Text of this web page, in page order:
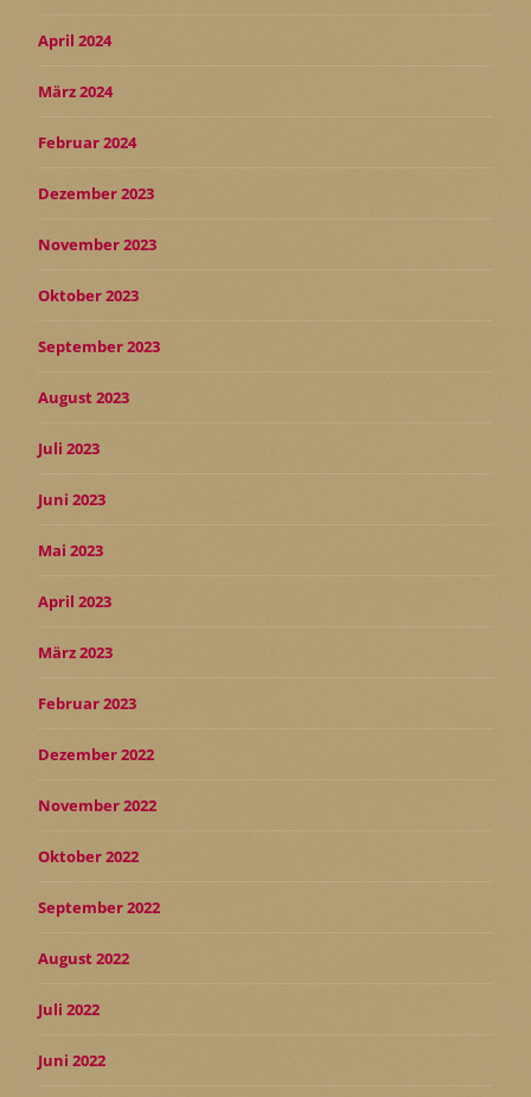
April 2024
März 2024
Februar 2024
Dezember 2023
November 2023
Oktober 2023
September 2023
August 2023
Juli 2023
Juni 2023
Mai 2023
April 2023
März 2023
Februar 2023
Dezember 2022
November 2022
Oktober 2022
September 2022
August 2022
Juli 2022
Juni 2022